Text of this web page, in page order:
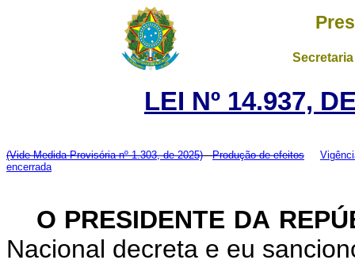
LEI Nº 14.937,
(Vide Medida Provisória nº 1.303, de 2025) Produção de efeitos
encerrada
O PRESIDENTE DA
Nacional decreta e eu